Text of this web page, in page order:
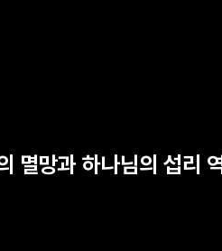
멸망과 하나님의 섭리